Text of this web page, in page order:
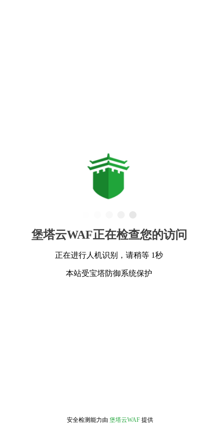
堡塔云WAF正在检查您的访问
正在进行人机识别，请稍等 1秒
本站受宝塔防御系统保护
安全检测能力由 堡塔云WAF 提供